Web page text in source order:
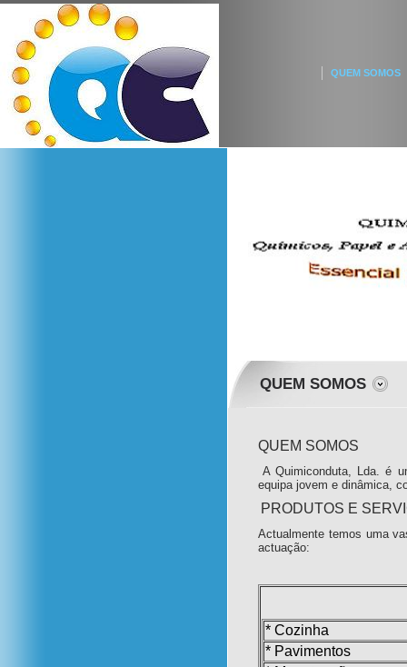
QUEM SOMOS
QUEM SOMOS
QUEM SOMOS
A Quimiconduta, Lda. é
equipa jovem e dinâmica,
PRODUTOS E
Actualmente temos uma
actuação:
* Cozinha
* Pavimentos